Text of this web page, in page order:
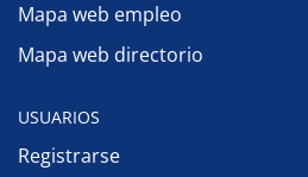
Mapa web empleo
Mapa web directorio
USUARIOS
Registrarse